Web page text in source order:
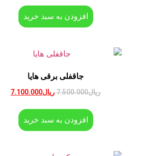
افزودن به سبد خرید
جاقفلی برقی هایا
ریال7.500.000 ریال7.100.000
افزودن به سبد خرید